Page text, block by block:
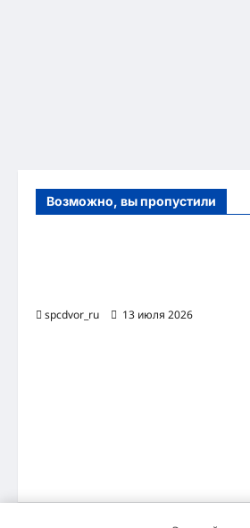
Возможно, вы пропустили
spcdvor_ru
13 июля 2026